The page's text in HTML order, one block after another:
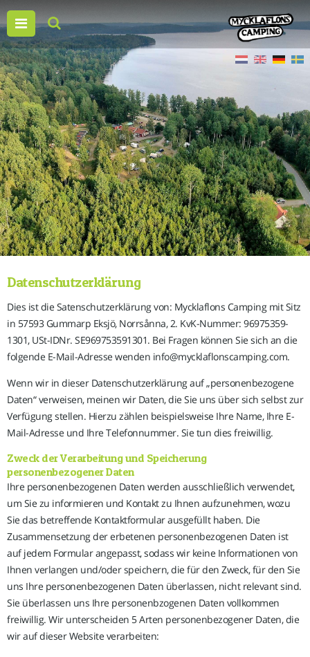
Datenschutzerklärung
Dies ist die Satenschutzerklärung von: Mycklaflons Camping mit Sitz
in 57593 Gummarp Eksjö, Norrsånna, 2. KvK-Nummer: 96975359-
1301, USt-IDNr. SE969753591301. Bei Fragen können Sie sich an die
folgende E-Mail-Adresse wenden info@mycklaflonscamping.com.
Wenn wir in dieser Datenschutzerklärung auf „personenbezogene
Daten“ verweisen, meinen wir Daten, die Sie uns über sich selbst zur
Verfügung stellen. Hierzu zählen beispielsweise Ihre Name, Ihre E-
Mail-Adresse und Ihre Telefonnummer. Sie tun dies freiwillig.
Zweck der Verarbeitung und Speicherung
personenbezogener Daten
Ihre personenbezogenen Daten werden ausschließlich verwendet,
um Sie zu informieren und Kontakt zu Ihnen aufzunehmen, wozu
Sie das betreffende Kontaktformular ausgefüllt haben. Die
Zusammensetzung der erbetenen personenbezogenen Daten ist
auf jedem Formular angepasst, sodass wir keine Informationen von
Ihnen verlangen und/oder speichern, die für den Zweck, für den Sie
uns Ihre personenbezogenen Daten überlassen, nicht relevant sind.
Sie überlassen uns Ihre personenbzogenen Daten vollkommen
freiwillig. Wir unterscheiden 5 Arten personenbezogener Daten, die
wir auf dieser Website verarbeiten: